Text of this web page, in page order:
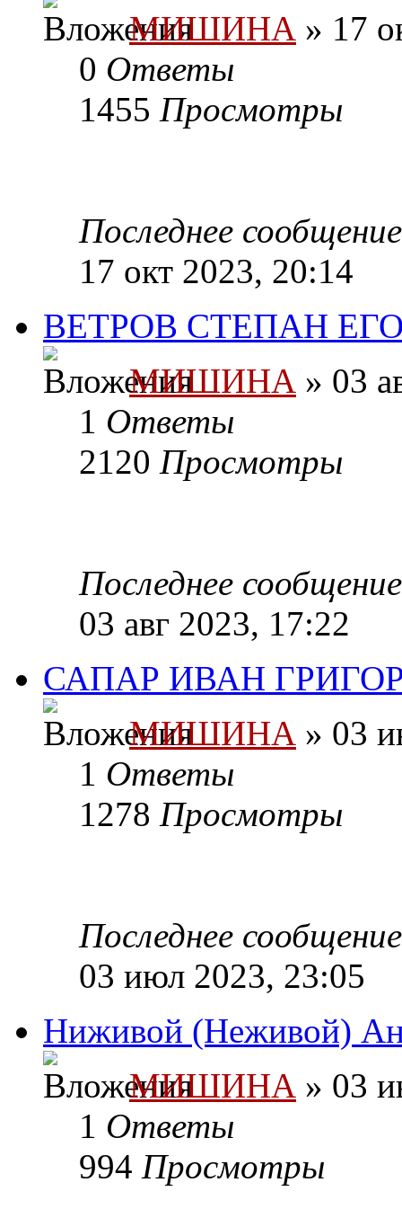
МИШИНА » 17
0 Ответы
1455 Просмотры
Последнее
17 окт 2023, 20:14
ВЕТРОВ СТЕПАН
МИШИНА » 03
1 Ответы
2120 Просмотры
Последнее
03 авг 2023, 17:22
САПАР ИВАН
МИШИНА » 03
1 Ответы
1278 Просмотры
Последнее
03 июл 2023, 23:05
Ниживой (Неживой)
МИШИНА » 03
1 Ответы
994 Просмотры